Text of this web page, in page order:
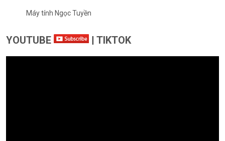
Máy tính Ngọc Tuyền
YOUTUBE | TIKTOK